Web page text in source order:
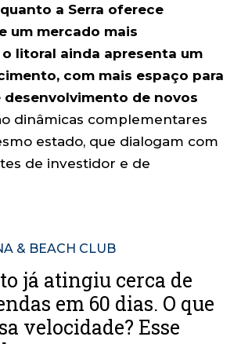
a Serra oferece
um mercado mais
litoral ainda apresenta um
com mais espaço para
desenvolvimento de novos
dinâmicas complementares
estado, que dialogam com
de investidor e de
& BEACH CLUB
já atingiu cerca de
em 60 dias. O que
velocidade? Esse